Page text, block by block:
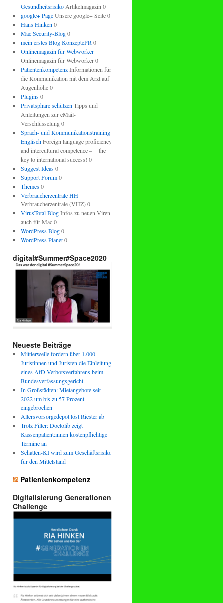
GesundheitsrisikoArtikelmagazin 0
google+ PageUnsere google+ Seite 0
Hans Hinken 0
Mac Security-Blog0
mein erstes Blog KonzeptePR 0
Onlinemagazin für Webworker
Onlinemagazin für Webworker 0
PatientenkompetenzInformationen für
die Kommunikation mit dem Arzt auf
Augenhöhe 0
Plugins0
Privatsphäre schützen Tipps und
Anleitungen zur eMail-
Verschlüsselung 0
Sprach- und Kommunikationstraining
EnglischForeign language proficiency
and intercultural competence – the
key to international success! 0
Suggest Ideas0
Support Forum0
Themes0
Verbraucherzentrale HH
Verbraucherzentrale (VHZ) 0
VirusTotal BlogInfos zu neuen Viren
auch für Mac 0
WordPress Blog0
WordPress Planet0
digital#Summer#Space2020
Neueste Beiträge
Mittlerweile fordern über 1.000
Juristinnen und Juristen die Einleitung
eines AfD-Verbotsverfahrens beim
Bundesverfassungsgericht
In Großstädten: Mietangebote seit
2022 um bis zu 57 Prozent
eingebrochen
Altersvorsorgedepot löst Riester ab
Trotz Filter: Doctolib zeigt
Kassenpatient:innen kostenpflichtige
Termine an
Schatten-KI wird zum Geschäftsrisiko
für den Mittelstand
Patientenkompetenz
Digitalisierung Generationen
Challenge